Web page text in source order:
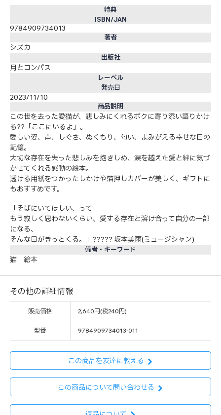
特典
ISBN/JAN
9784909734013
著者
シズカ
出版社
月とコンパス
レーベル
発売日
2023/11/10
商品説明
この世を去った愛猫が、悲しみにくれるボクに寄り添い語りかけ
る??「ここにいるよ」。
愛しい姿、声、しぐさ、ぬくもり、匂い、よみがえる幸せな日の
記憶。
大切な存在を失った悲しみを抱きしめ、涙を越えた愛と絆に気づ
かせてくれる感動の絵本。
透ける用紙をつかったしかけや箔押しカバーが美しく、ギフトに
もおすすめです。
「そばにいてほしい、って
もう寂しく思わないくらい、愛する存在と溶け合って自分の一部
になる、
そんな日がきっとくる。」????? 坂本美雨(ミュージシャン)
備考・キーワード
猫 絵本
その他の詳細情報
販売価格 2,640円(税240円)
型番 9784909734013-011
この商品を友達に教える
この商品について問い合わせる